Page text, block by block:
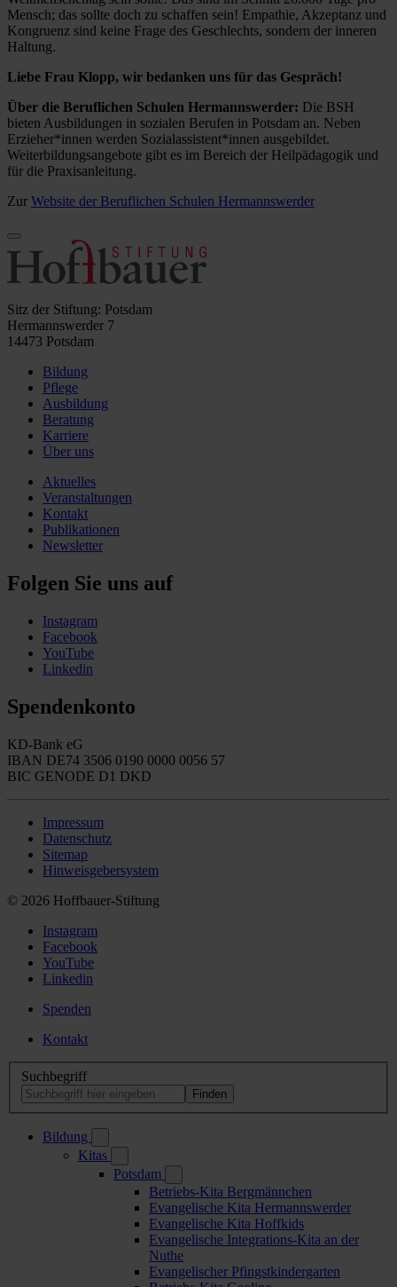
Mensch; das sollte doch zu schaffen sein! Empathie, Akzeptanz und
Kongruenz sind keine Frage des Geschlechts, sondern der inneren
Haltung.
Liebe Frau Klopp, wir bedanken uns für das Gespräch!
Über die Beruflichen Schulen Hermannswerder: Die BSH
bieten Ausbildungen in sozialen Berufen in Potsdam an. Neben
Erzieher*innen werden Sozialassistent*innen ausgebildet.
Weiterbildungsangebote gibt es im Bereich der Heilpädagogik und
für die Praxisanleitung.
Zur Website der Beruflichen Schulen Hermannswerder
Sitz der Stiftung: Potsdam
Hermannswerder 7
14473 Potsdam
Bildung
Pflege
Ausbildung
Beratung
Karriere
Über uns
Aktuelles
Veranstaltungen
Kontakt
Publikationen
Newsletter
Folgen Sie uns auf
Instagram
Facebook
YouTube
Linkedin
Spendenkonto
KD-Bank eG
IBAN DE74 3506 0190 0000 0056 57
BIC GENODE D1 DKD
Impressum
Datenschutz
Sitemap
Hinweisgebersystem
© 2026 Hoffbauer-Stiftung
Instagram
Facebook
YouTube
Linkedin
Spenden
Kontakt
Suchbegriff
Bildung
Kitas
Potsdam
Betriebs-Kita Bergmännchen
Evangelische Kita Hermannswerder
Evangelische Kita Hoffkids
Evangelische Integrations-Kita an der
Nuthe
Evangelischer Pfingstkindergarten